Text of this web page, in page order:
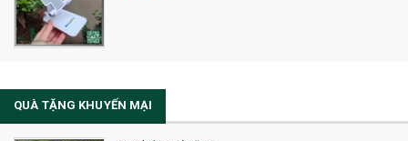
Sổ Sạc Đa Năng
La Fonte
QUÀ TẶNG KHUYẾN MẠI